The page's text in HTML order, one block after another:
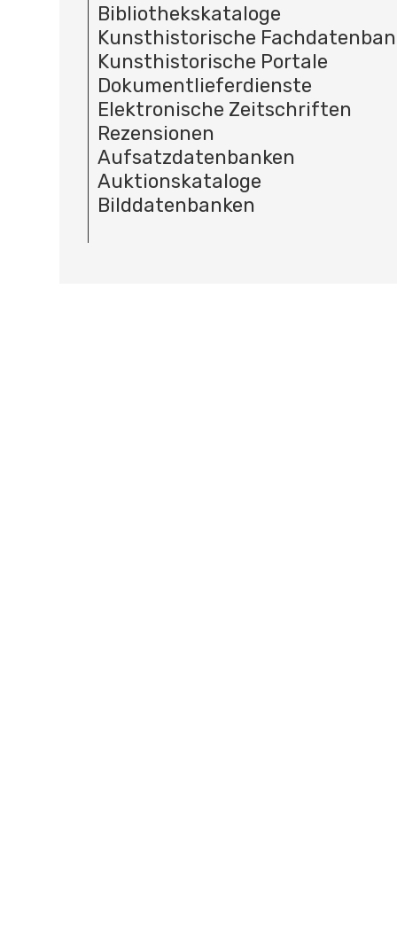
Bibliothekskataloge
Kunsthistorische
Kunsthistorische Portale
Dokumentlieferdienste
Elektronische Zeitschriften
Rezensionen
Aufsatzdatenbanken
Auktionskataloge
Bilddatenbanken